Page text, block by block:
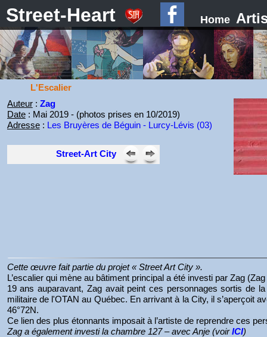
Street-Heart Home
L'Escalier
Auteur: Zag
Date: Mai 2019 - (photos prises en 10/2019)
Adresse: Les Bruyères de Béguin - Lurcy-Lévis (03)
Street-Art City
Cette œuvre fait partie du projet « Street Art City ».
L’escalier qui mène au bâtiment principal a été investi par Zag
19 ans auparavant, Zag avait peint ces personnages sortis de
militaire de l'OTAN au Québec. En arrivant à la City, il s’aperçoit
46°72N.
Ce lien des plus étonnants imposait à l’artiste de reprendre ces
Zag a également investi la chambre 127 – avec Anje (voirICI)